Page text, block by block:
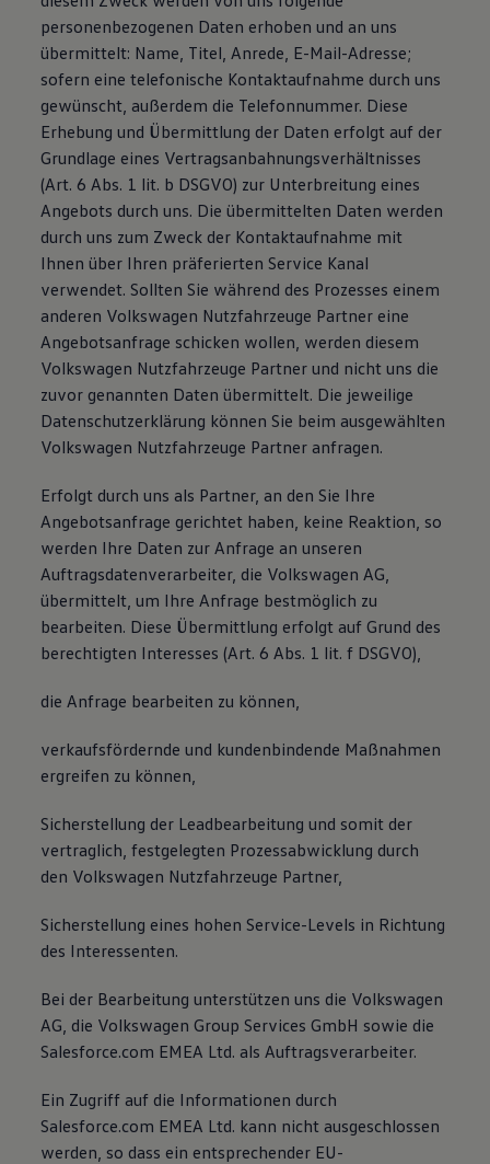
personenbezogenen Daten erhoben und an uns
übermittelt: Name, Titel, Anrede, E-Mail-Adresse;
sofern eine telefonische Kontaktaufnahme durch uns
gewünscht, außerdem die Telefonnummer. Diese
Erhebung und Übermittlung der Daten erfolgt auf der
Grundlage eines Vertragsanbahnungsverhältnisses
(Art. 6 Abs. 1 lit. b DSGVO) zur Unterbreitung eines
Angebots durch uns. Die übermittelten Daten werden
durch uns zum Zweck der Kontaktaufnahme mit
Ihnen über Ihren präferierten Service Kanal
verwendet. Sollten Sie während des Prozesses einem
anderen Volkswagen Nutzfahrzeuge Partner eine
Angebotsanfrage schicken wollen, werden diesem
Volkswagen Nutzfahrzeuge Partner und nicht uns die
zuvor genannten Daten übermittelt. Die jeweilige
Datenschutzerklärung können Sie beim ausgewählten
Volkswagen Nutzfahrzeuge Partner anfragen.
Erfolgt durch uns als Partner, an den Sie Ihre
Angebotsanfrage gerichtet haben, keine Reaktion, so
werden Ihre Daten zur Anfrage an unseren
Auftragsdatenverarbeiter, die Volkswagen AG,
übermittelt, um Ihre Anfrage bestmöglich zu
bearbeiten. Diese Übermittlung erfolgt auf Grund des
berechtigten Interesses (Art. 6 Abs. 1 lit. f DSGVO),
die Anfrage bearbeiten zu können,
verkaufsfördernde und kundenbindende Maßnahmen
ergreifen zu können,
Sicherstellung der Leadbearbeitung und somit der
vertraglich, festgelegten Prozessabwicklung durch
den Volkswagen Nutzfahrzeuge Partner,
Sicherstellung eines hohen Service-Levels in Richtung
des Interessenten.
Bei der Bearbeitung unterstützen uns die Volkswagen
AG, die Volkswagen Group Services GmbH sowie die
Salesforce.com EMEA Ltd. als Auftragsverarbeiter.
Ein Zugriff auf die Informationen durch
Salesforce.com EMEA Ltd. kann nicht ausgeschlossen
werden, so dass ein entsprechender EU-